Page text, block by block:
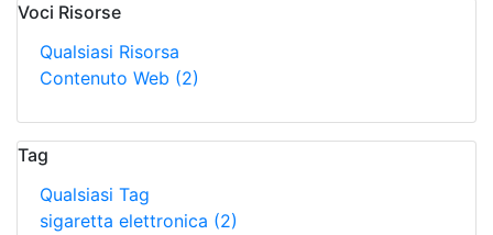
Voci Risorse
Qualsiasi Risorsa
Contenuto Web (2)
Tag
Qualsiasi Tag
sigaretta elettronica (2)